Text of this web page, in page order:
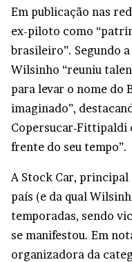
Em publicação nas
ex-piloto como
brasileiro”. Segundo
Wilsinho “reuniu
para levar o nome do
imaginado”,
Copersucar-Fittipaldi
frente do seu tempo”.
A Stock Car,
país (e da qual
temporadas, sendo
se manifestou. Em
organizadora da